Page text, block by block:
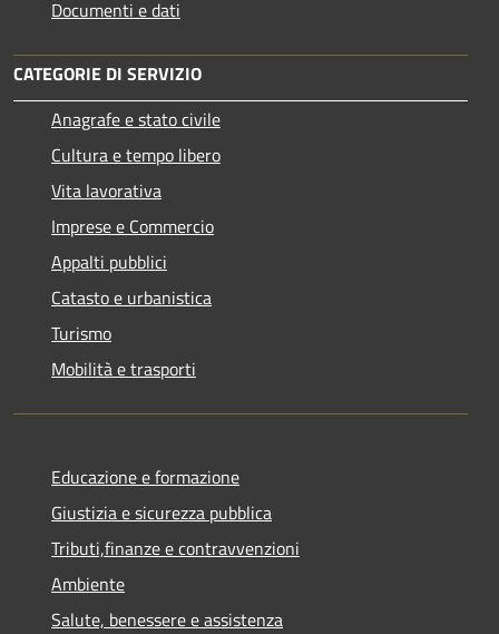
Documenti e dati
CATEGORIE DI SERVIZIO
Anagrafe e stato civile
Cultura e tempo libero
Vita lavorativa
Imprese e Commercio
Appalti pubblici
Catasto e urbanistica
Turismo
Mobilità e trasporti
Educazione e formazione
Giustizia e sicurezza pubblica
Tributi,finanze e contravvenzioni
Ambiente
Salute, benessere e assistenza